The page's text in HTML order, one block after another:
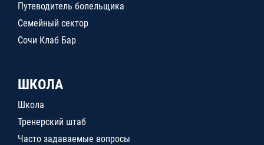
Путеводитель болельщика
Семейный сектор
Сочи Клаб Бар
ШКОЛА
Школа
Тренерский штаб
Часто задаваемые вопросы